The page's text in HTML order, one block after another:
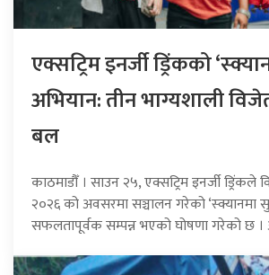
एक्सट्रिम इनर्जी ड्रिंकको
अभियान: तीन भाग्यशाली
बल
काठमाडौँ । साउन २५, एक्सट्रिम इनर्जी
२०२६ को अवसरमा सञ्चालन गरेको ‘स्क्यानमा
सफलतापूर्वक सम्पन्न भएको घोषणा गरेको छ ।